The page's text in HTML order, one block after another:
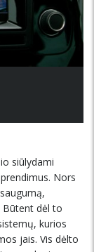
siūlydami
Nors
dėl to
kurios
jais. Vis dėlto